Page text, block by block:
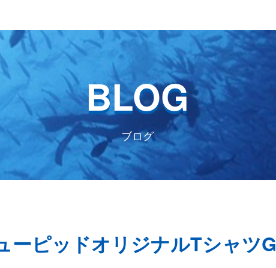
BLOG
ブログ
ーピッドオリジナルTシャツG